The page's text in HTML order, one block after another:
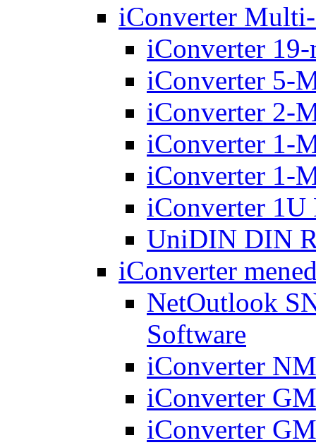
iConverter
iConverter
iConverter 5-
iConverter 2-
iConverter 1-
iConverter 1-
iConverter
UniDIN DIN
iConverter
NetOutlook
Software
iConverter
iConverter
iConverter